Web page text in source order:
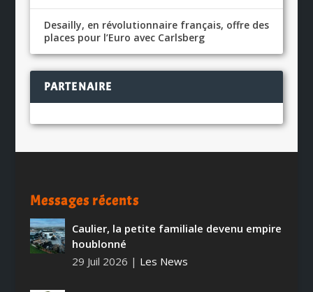
Desailly, en révolutionnaire français, offre des
places pour l’Euro avec Carlsberg
PARTENAIRE
Messages récents
Caulier, la petite familiale devenu empire
houblonné
29 Juil 2026 | Les News